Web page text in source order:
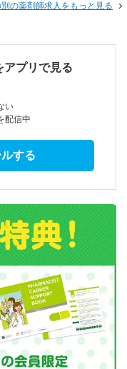
の薬剤師求人をもっと見る
アプリで見る
い
配信中
する